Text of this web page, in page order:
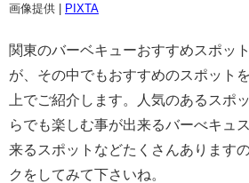
画像提供 | PIXTA
関東のバーベキューおすすめスポッ
が、その中でもおすすめのスポット
上でご紹介します。人気のあるスポ
らでも楽しむ事が出来るバーべキュ
来るスポットなどたくさんあります
クをしてみて下さいね。